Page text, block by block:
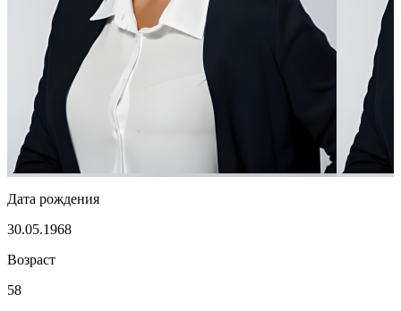
Дата рождения
30.05.1968
Возраст
58